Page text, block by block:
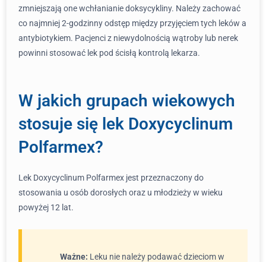
zmniejszają one wchłanianie doksycykliny. Należy zachować
co najmniej 2-godzinny odstęp między przyjęciem tych leków a
antybiotykiem. Pacjenci z niewydolnością wątroby lub nerek
powinni stosować lek pod ścisłą kontrolą lekarza.
W jakich grupach wiekowych
stosuje się lek Doxycyclinum
Polfarmex?
Lek Doxycyclinum Polfarmex jest przeznaczony do
stosowania u osób dorosłych oraz u młodzieży w wieku
powyżej 12 lat.
Ważne: Leku nie należy podawać dzieciom w